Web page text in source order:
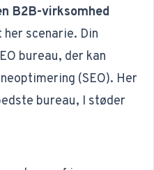
B2B-virksomhed
her scenarie. Din
bureau, der kan
(SEO). Her
bureau, I støder